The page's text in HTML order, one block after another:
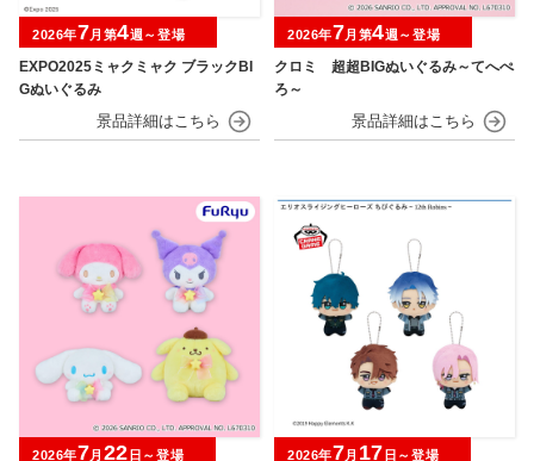
EXPO2025ミャクミャク ブラックBI
Gぬいぐるみ
2026年7月第4週～登場
クロミ 超超BIGぬいぐるみ～てへぺ
ろ～
2026年7月第4週～登場
2026年7月 22 日～登場 2026年7月 17 日～登場